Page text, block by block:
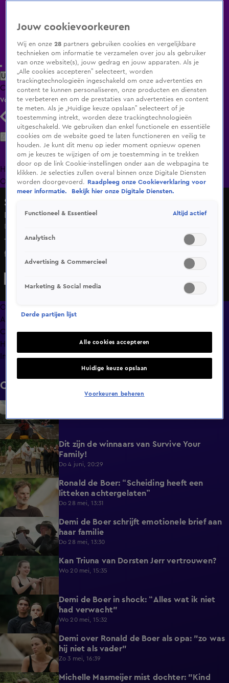
Uitzending Gemist Populaire programma's Zenders Genres
ClipsFilmsRadioSmart TV inlogShop
Volg KIJK
Zoeken
HomeUitzending Gemist Programma's De Bondgenoten
OranjezomerLivestreamsShop
Survive Your Family
Demi de Boer schrijft emotionele brief aan haar familie
Do 28 mei, 13:30
Tijdens het schrijven van een persoonlijke brief aan haar
familie lopen de emoties bij Demi de Boer hoog op.
Overzicht
Afleveringen
Clips
Hoe is het nu met?
Info
Clips
1:00
1:14
Dit zijn de winnaars van Survive Your
Family!
Do 4 juni, 20:29
1:02
Ronald de Boer: “Scheiding heeft een
litteken achtergelaten”
Do 28 mei, 13:31
Demi de Boer schrijft emotionele brief aan
haar familie
Do 28 mei, 13:30
Kan Triuna van Dorsten Jerr vertrouwen?
Wo 20 mei, 15:35
Demi de Boer in shock: “Alles wat ik niet
had verwacht"
Wo 20 mei, 15:32
1:02
Demi over Ronald de Boer als opa: "zo was
hij niet als vader"
Zo 3 mei, 16:39
0:41
Michelle Masmeijer mist dochter: "Kind
Jouw cookievoorkeuren
Wij en onze28 partners gebruiken cookies en vergelijkbare
technieken om informatie te verzamelen over jou als gebruiker
van onze website(s), jouw gedrag en jouw apparaten. Als je
„Alle cookies accepteren” selecteert, worden
trackingtechnologieën ingeschakeld om onze advertenties en
content te kunnen personaliseren, onze producten en diensten
te verbeteren en om de prestaties van advertenties en content
te meten. Als je „Huidige keuze opslaan” selecteert of je
toestemming intrekt, worden deze trackingtechnologieën
uitgeschakeld. We gebruiken dan enkel functionele en essentiële
cookies om de website goed te laten functioneren en veilig te
houden. Je kunt dit menu op ieder moment opnieuw openen
om je keuzes te wijzigen of om je toestemming in te trekken
door op de link Cookie-instellingen onder aan de webpagina te
klikken. Je selecties zullen overal binnen onze Digitale Diensten
worden doorgevoerd.
Raadpleeg onze Cookieverklaring voor
meer informatie.
Bekijk hier onze Digitale Diensten.
Functioneel & Essentieel Altijd actief
Analytisch
Advertising & Commercieel
Marketing & Social media
Derde partijen lijst
Alle cookies accepteren
Huidige keuze opslaan
Voorkeuren beheren